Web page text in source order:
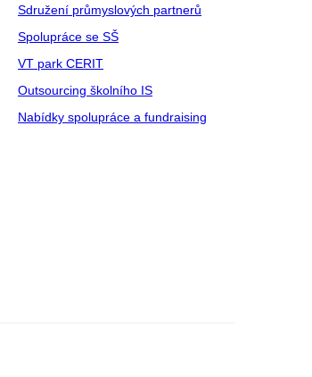
Sdružení průmyslových partnerů
Spolupráce se SŠ
VT park CERIT
Outsourcing školního IS
Nabídky spolupráce a fundraising